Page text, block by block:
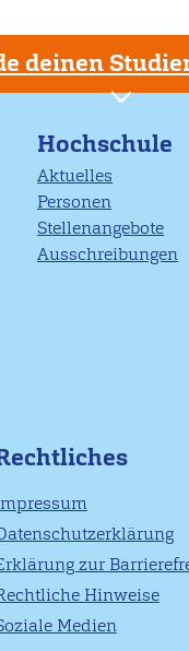
deinen
Hochschule
Aktuelles
Personen
Stellenangebote
Ausschreibungen
zur
Hinweise
Medien